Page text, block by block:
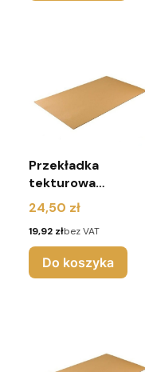
Przekładka
tekturowa
1200x800 mm 3W
(pakiet 10 sztuk)
Cena
24,50 zł
Cena
19,92 złbez VAT
Do koszyka